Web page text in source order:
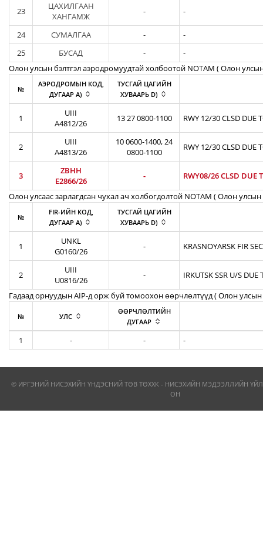
23
ЦАХИЛГААН
ХАНГАМЖ
- -
24 СУМАЛГАА -
-
25
БУСАД -
-
Олон улсын бэлтгэл аэродромуудтай холбоотой NOTAM ( Oлон
№
АЭРОДРОМЫН КОД,
ДУГААР A)
ТУСГАЙ ЦАГИЙН
ХУВААРЬ D)
1
UIII
A4812/26
13 27 0800-1100 RWY 12/30 CLSD DUE
2
UIII
A4813/26
10 0600-1400, 24
0800-1100
RWY 12/30 CLSD DUE
3
ZBHH
E2866/26
-
RWY08/26 CLSD DUE
Олон улсаас зарлагдсан чухал ач холбогдолтой NOTAM ( Олон улсын
№
FIR-ИЙН КОД,
ДУГААР A)
ТУСГАЙ ЦАГИЙН
ХУВААРЬ D)
1
UNKL
G0160/26
- KRASNOYARSK FIR
2
UIII
U0816/26
-
IRKUTSK SSR U/S DUE
Гадаад орнуудын AIP-д орж буй томоохон өөрчлөлтүүд ( Олон улсын
№ УЛС
ӨӨРЧЛӨЛТИЙН
ДУГААР
1 - - -
© ИРГЭНИЙ НИСЭХИЙН ҮНДЭСНИЙ ТӨВ ТӨХХК - НИСЭХИЙН МЭДЭЭЛЛИЙН
ОН